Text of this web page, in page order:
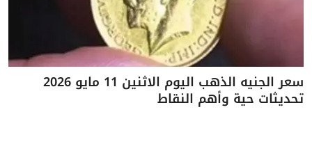
سعر الجنيه الذهب اليوم الاثنين 11 مايو 2026
تحديثات حية وأهم النقاط